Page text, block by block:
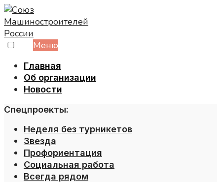
Skip
to
content
Меню
Главная
Об организации
Новости
Спецпроекты:
Неделя без турникетов
Звезда
Профориентация
Социальная работа
Всегда рядом